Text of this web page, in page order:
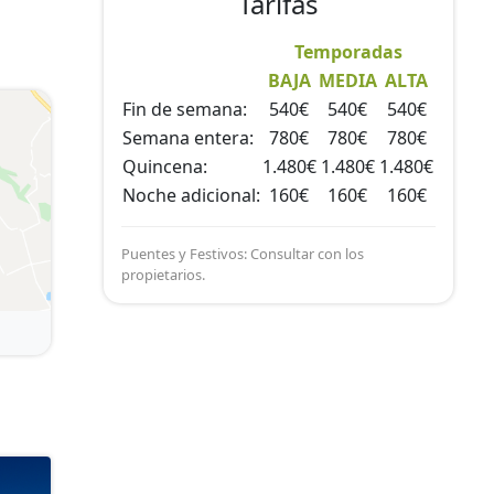
Temporadas
BAJA MEDIA ALTA
Fin de semana:
540€ 540€
540€
Semana entera:
780€ 780€
780€
Quincena:
1.480€ 1.480€ 1.480€
Noche adicional: 160€ 160€ 160€
Puentes y Festivos: Consultar con los
propietarios.